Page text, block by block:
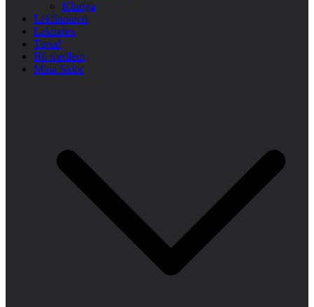
Kluriga
Lekfinnaren
Lekindex
Tipsa!
Bli medlem
Mina Sidor